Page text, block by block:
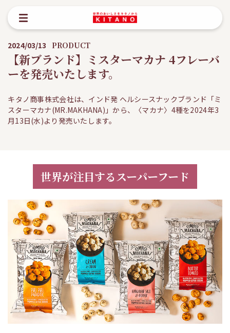
2024/03/13 PRODUCT
【新ブランド】ミスターマカナ 4フレーバ
ーを発売いたします。
キタノ商事株式会社は、インド発 ヘルシースナックブランド「ミ
スターマカナ(MR.MAKHANA)」から、〈マカナ〉4種を2024年3
月13日(水)より発売いたします。
世界が注目するスーパーフード